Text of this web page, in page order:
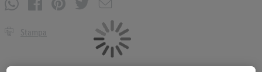
Stampa